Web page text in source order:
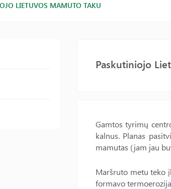
LIETUVOS MAMUTO TAKU
Paskutiniojo
Gamtos tyrimų
kalnus. Planas
mamutas (jam jau
Maršruto metu teko
formavo